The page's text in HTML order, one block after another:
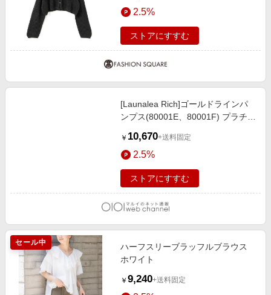
2.5%
ストアにすすむ
[Launalea Rich]ゴールドラインパ
ンプス(80001E、80001F) プラチナ
￥ 10,670+送料固定
2.5%
ストアにすすむ
セール中
ハーフスリーブラッフルブラウス
ホワイト
￥ 9,240+送料固定